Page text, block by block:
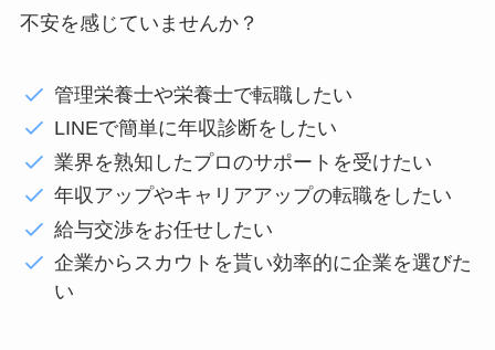
不安を感じていませんか？
管理栄養士や栄養士で転職したい
LINEで簡単に年収診断をしたい
業界を熟知したプロのサポートを受けたい
年収アップやキャリアアップの転職をしたい
給与交渉をお任せしたい
企業からスカウトを貰い効率的に企業を選びた
い